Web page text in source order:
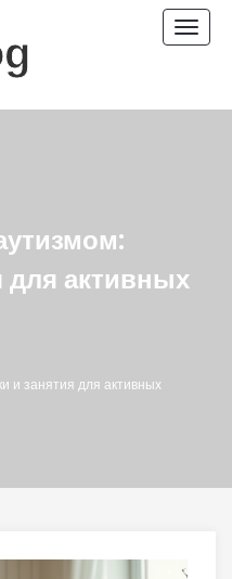
для активных
и занятия для активных